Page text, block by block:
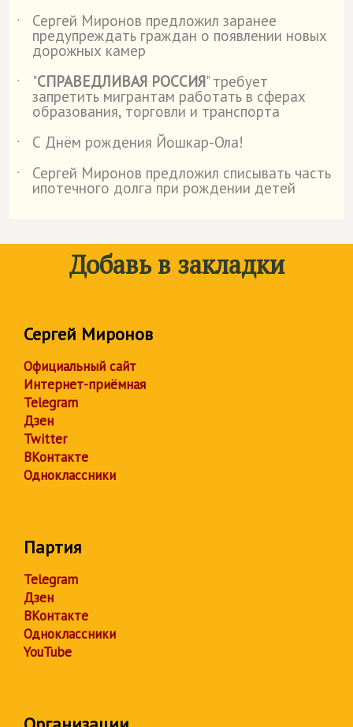
˙
Сергей Миронов предложил заранее
предупреждать граждан о появлении новых
дорожных камер
˙
"СПРАВЕДЛИВАЯ РОССИЯ" требует
запретить мигрантам работать в сферах
образования, торговли и транспорта
˙
С Днём рождения Йошкар-Ола!
˙
Сергей Миронов предложил списывать часть
ипотечного долга при рождении детей
Добавь в закладки
Сергей Миронов
Официальный сайт
Интернет-приёмная
Telegram
Дзен
Twitter
ВКонтакте
Одноклассники
Партия
Telegram
Дзен
ВКонтакте
Одноклассники
YouTube